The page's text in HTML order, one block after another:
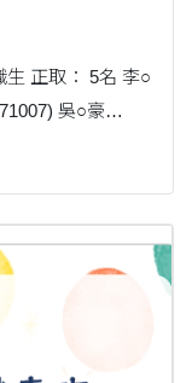
生 正取： 5名 李○
吳○豪